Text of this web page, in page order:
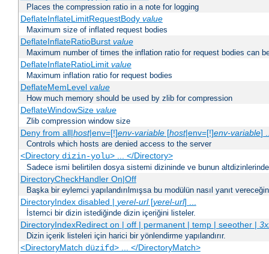
Places the compression ratio in a note for logging
DeflateInflateLimitRequestBody value
Maximum size of inflated request bodies
DeflateInflateRatioBurst value
Maximum number of times the inflation ratio for request bodies can
DeflateInflateRatioLimit value
Maximum inflation ratio for request bodies
DeflateMemLevel value
How much memory should be used by zlib for compression
DeflateWindowSize value
Zlib compression window size
Deny from all|host|env=[!]env-variable[host|env=[!]env-variable]
Controls which hosts are denied access to the server
<Directory dizin-yolu> ... </Directory>
Sadece ismi belirtilen dosya sistemi dizininde ve bunun
DirectoryCheckHandler On|Off
Başka bir eylemci yapılandırılmışsa bu modülün nasıl yanıt
DirectoryIndex disabled | yerel-url[yerel-url] ...
İstemci bir dizin istediğinde dizin içeriğini listeler.
DirectoryIndexRedirect on | off | permanent | temp | seeother |
Dizin içerik listeleri için harici bir yönlendirme yapılandırır.
<DirectoryMatch düzifd> ... </DirectoryMatch>